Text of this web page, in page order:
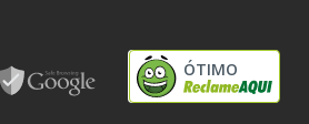
ÓTIMO